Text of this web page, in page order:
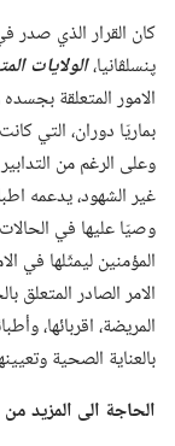
پنسلڤانيا،‏الولايات
الامور المتعلقة
بماريّا دوران،‏ التي
وعلى الرغم من
غير الشهود،‏ يدعمه
وصيّا عليها في
المؤمنين ليمثّلها في
الامر الصادرالمتعلق
المريضة،‏ اقربائها،‏
بالعناية الصحية
الحاجة الى المزيد